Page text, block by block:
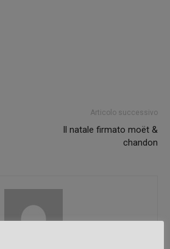
Articolo successivo
Il natale firmato moët &
chandon